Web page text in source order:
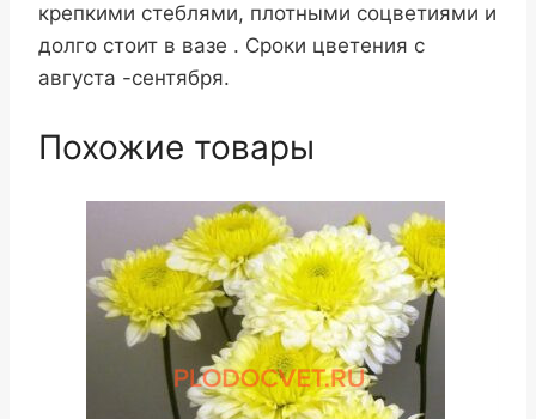
крепкими стеблями, плотными соцветиями и
долго стоит в вазе . Сроки цветения с
августа -сентября.
Похожие товары